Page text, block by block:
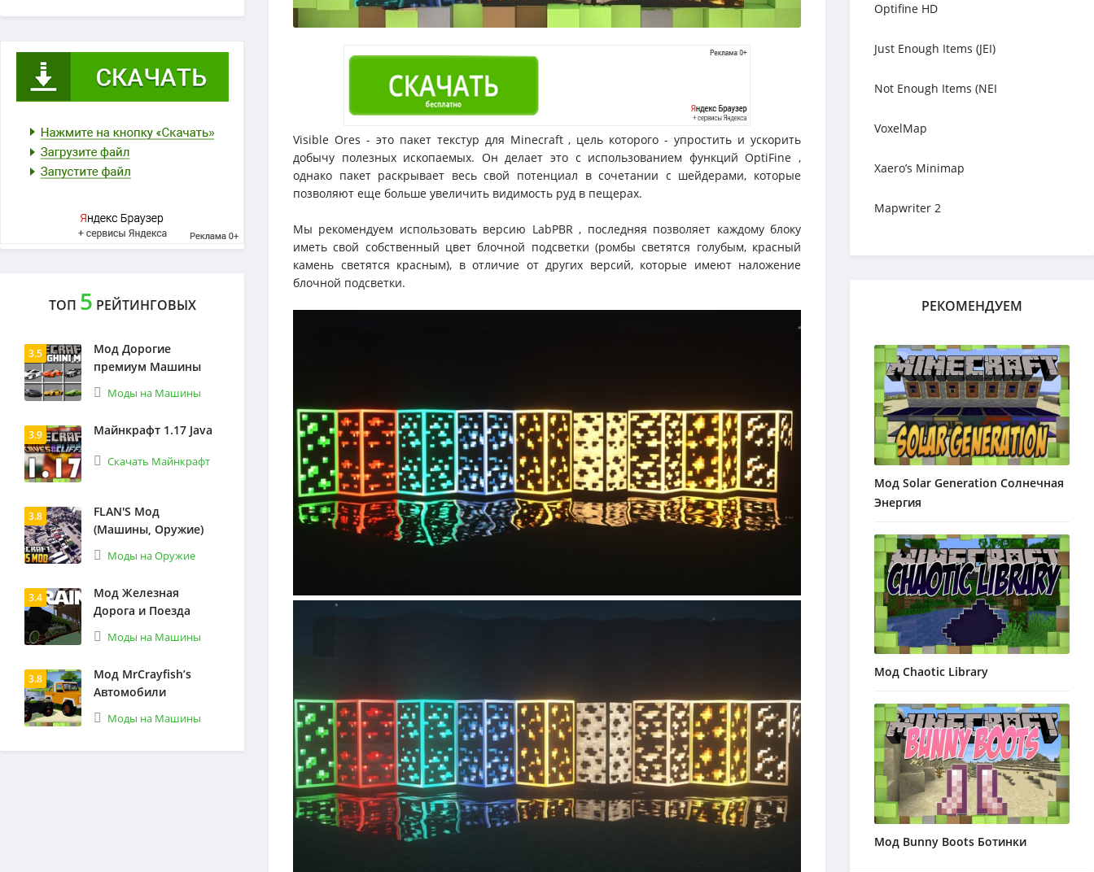
ТОП 5 РЕЙТИНГОВЫХ
3.5
Мод Дорогие
премиум Машины
Моды на Машины
3.9 Майнкрафт 1.17 Java
Скачать Майнкрафт
3.8
FLAN'S Мод
(Машины, Оружие)
Моды на Оружие
3.4
Мод Железная
Дорога и Поезда
Моды на Машины
3.8
Мод MrCrayfish’s
Автомобили
Моды на Машины
Visible Ores - это пакет текстур для Minecraft , цель которого - упростить и ускорить
добычу полезных ископаемых. Он делает это с использованием функций OptiFine ,
однако пакет раскрывает весь свой потенциал в сочетании с шейдерами, которые
позволяют еще больше увеличить видимость руд в пещерах.
Мы рекомендуем использовать версию LabPBR , последняя позволяет каждому блоку
иметь свой собственный цвет блочной подсветки (ромбы светятся голубым, красный
камень светятся красным), в отличие от других версий, которые имеют наложение
блочной подсветки.
Optifine HD
Just Enough Items (JEI)
Not Enough Items (NEI
VoxelMap
Xaero’s Minimap
Mapwriter 2
РЕКОМЕНДУЕМ
Мод Solar Generation Солнечная
Энергия
Мод Chaotic Library
Мод Bunny Boots Ботинки